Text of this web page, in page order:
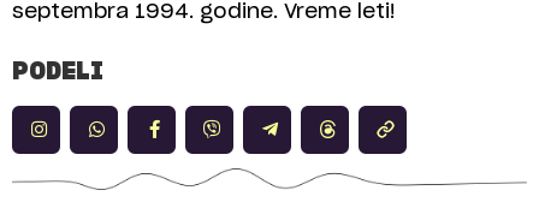
septembra 1994. godine. Vreme leti!
PODELI